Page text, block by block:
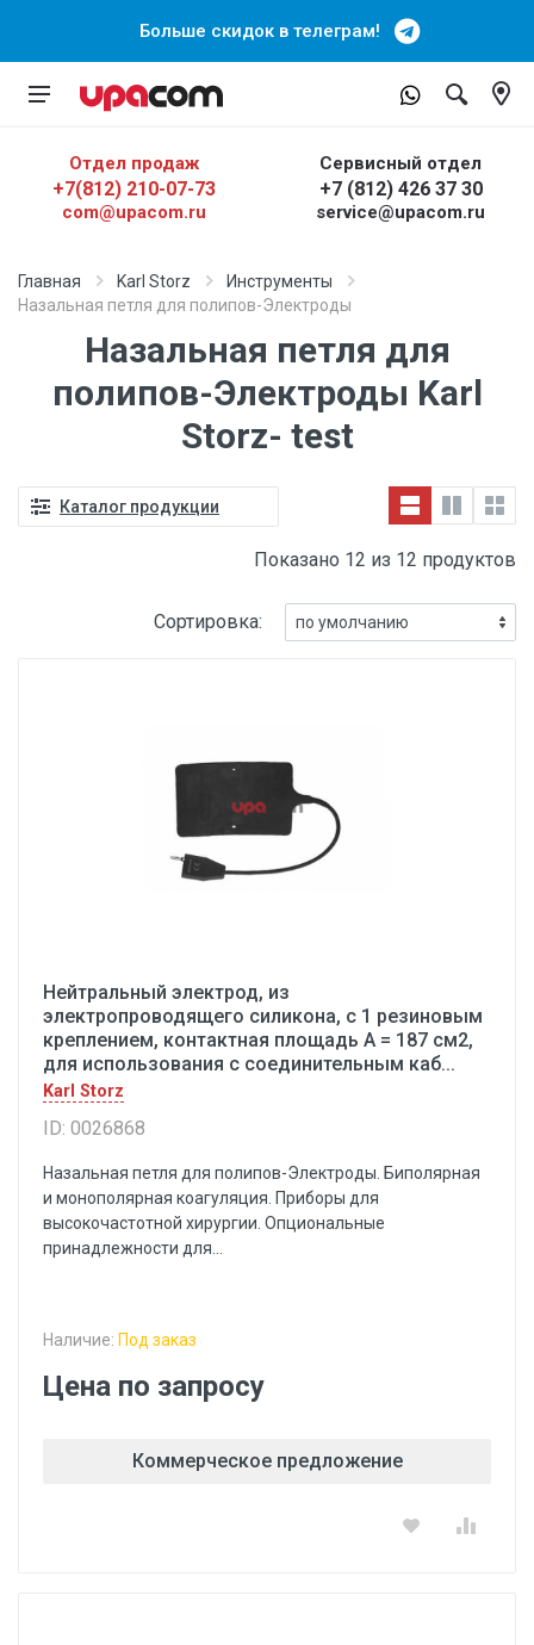
Больше скидок в телеграм!
Отдел продаж
+7(812) 210-07-73
com@upacom.ru
Сервисный отдел
+7 (812) 426 37 30
service@upacom.ru
Главная Karl Storz
Инструменты
Назальная петля для полипов-Электроды
Назальная петля для
полипов-Электроды Karl
Storz- test
Каталог продукции
Показано 12 из 12 продуктов
Сортировка:
Нейтральный электрод, из
электропроводящего силикона, с 1 резиновым
креплением, контактная площадь А = 187 см2,
для использования с соединительным каб...
Karl Storz
ID: 0026868
Назальная петля для полипов-Электроды. Биполярная
и монополярная коагуляция. Приборы для
высокочастотной хирургии. Опциональные
принадлежности для...
Наличие: Под заказ
Цена по запросу
Коммерческое предложение